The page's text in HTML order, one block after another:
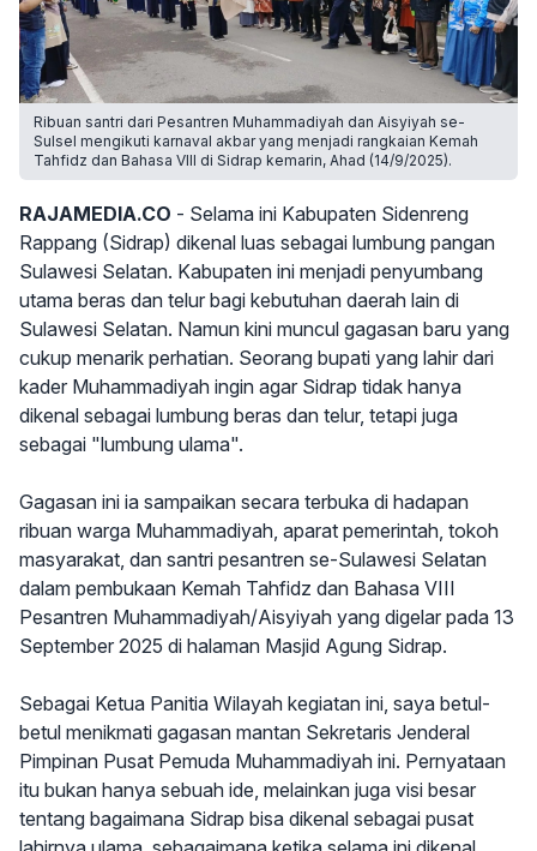
Ribuan santri dari Pesantren Muhammadiyah dan Aisyiyah se-
Sulsel mengikuti karnaval akbar yang menjadi rangkaian Kemah
Tahfidz dan Bahasa VIII di Sidrap kemarin, Ahad (14/9/2025).
RAJAMEDIA.CO - Selama ini Kabupaten Sidenreng
Rappang (Sidrap) dikenal luas sebagai lumbung pangan
Sulawesi Selatan. Kabupaten ini menjadi penyumbang
utama beras dan telur bagi kebutuhan daerah lain di
Sulawesi Selatan. Namun kini muncul gagasan baru yang
cukup menarik perhatian. Seorang bupati yang lahir dari
kader Muhammadiyah ingin agar Sidrap tidak hanya
dikenal sebagai lumbung beras dan telur, tetapi juga
sebagai "lumbung ulama".
Gagasan ini ia sampaikan secara terbuka di hadapan
ribuan warga Muhammadiyah, aparat pemerintah, tokoh
masyarakat, dan santri pesantren se-Sulawesi Selatan
dalam pembukaan Kemah Tahfidz dan Bahasa VIII
Pesantren Muhammadiyah/Aisyiyah yang digelar pada 13
September 2025 di halaman Masjid Agung Sidrap.
Sebagai Ketua Panitia Wilayah kegiatan ini, saya betul-
betul menikmati gagasan mantan Sekretaris Jenderal
Pimpinan Pusat Pemuda Muhammadiyah ini. Pernyataan
itu bukan hanya sebuah ide, melainkan juga visi besar
tentang bagaimana Sidrap bisa dikenal sebagai pusat